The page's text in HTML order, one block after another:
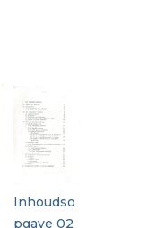
Inhoudso
pgave 02